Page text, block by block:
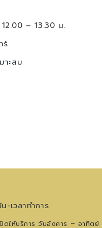
– 13.30 น.
ร์
าะสม
น-เวลาทำการ
ปิดให้บริการ วันอังคาร – อาทิต